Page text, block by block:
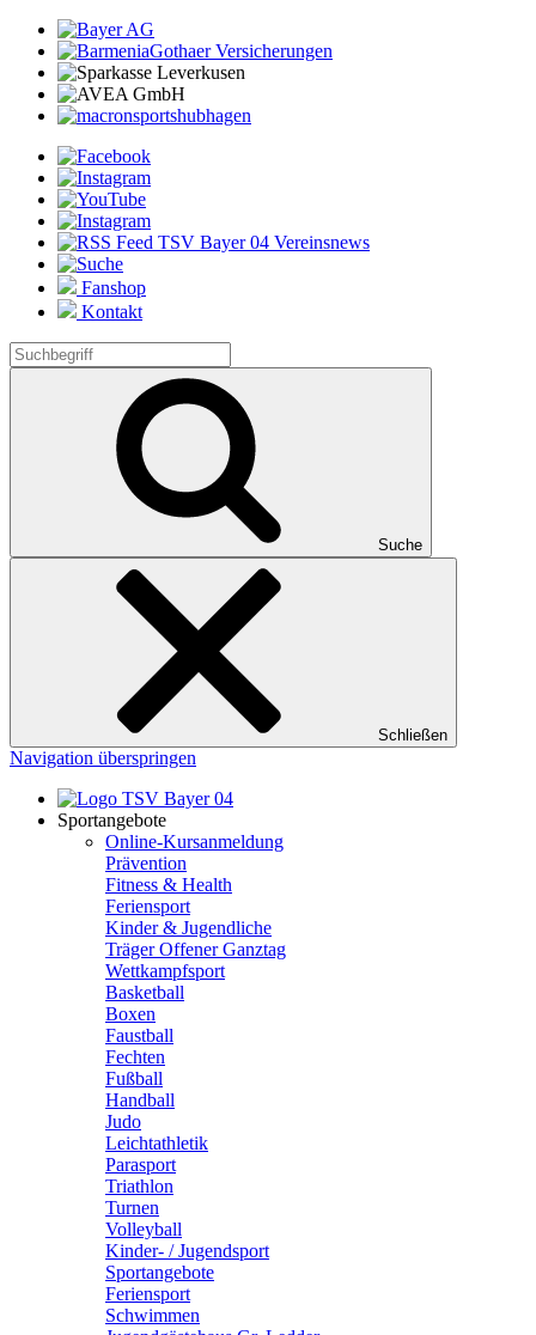
Fanshop
Kontakt
Suche
Schließen
Navigation überspringen
Sportangebote
Online-Kursanmeldung
Prävention
Fitness & Health
Feriensport
Kinder & Jugendliche
Träger Offener Ganztag
Wettkampfsport
Basketball
Boxen
Faustball
Fechten
Fußball
Handball
Judo
Leichtathletik
Parasport
Triathlon
Turnen
Volleyball
Kinder- / Jugendsport
Sportangebote
Feriensport
Schwimmen